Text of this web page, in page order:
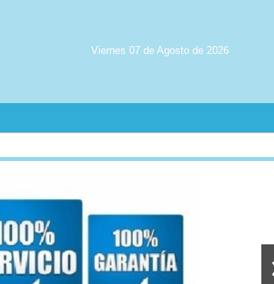
Viernes 07 de Agosto de 2026